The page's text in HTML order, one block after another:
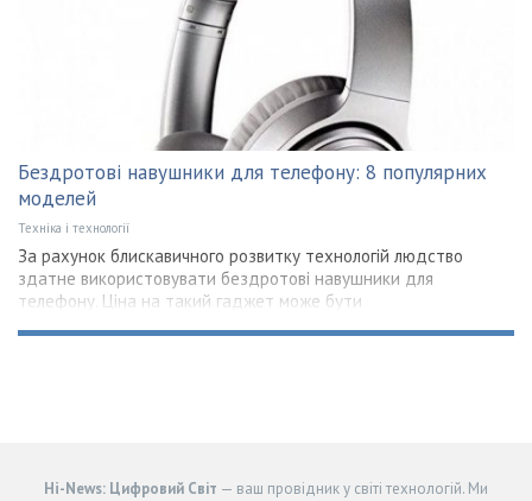
Бездротові навушники для телефону: 8 популярних
моделей
Техніка і технології
За рахунок блискавичного розвитку технологій людство
здатне використовувати бездротові навушники для
телефону. Ціна на такий гаджет може бути
Hi-News: Цифровий Світ — ваш провідник у світі технологій. Ми